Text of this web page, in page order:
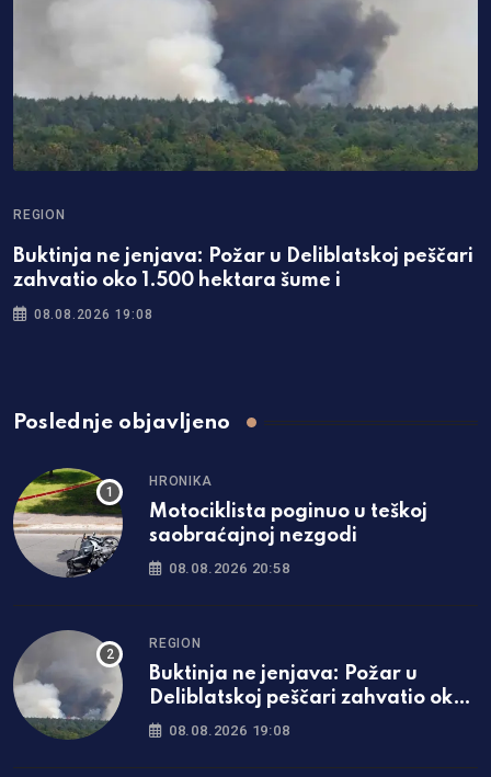
REGION
Buktinja ne jenjava: Požar u Deliblatskoj peščari
zahvatio oko 1.500 hektara šume i
08.08.2026 19:08
Poslednje objavljeno
HRONIKA
Motociklista poginuo u teškoj
saobraćajnoj nezgodi
08.08.2026 20:58
REGION
Buktinja ne jenjava: Požar u
Deliblatskoj peščari zahvatio oko
1.500 hektara šume i niskog
08.08.2026 19:08